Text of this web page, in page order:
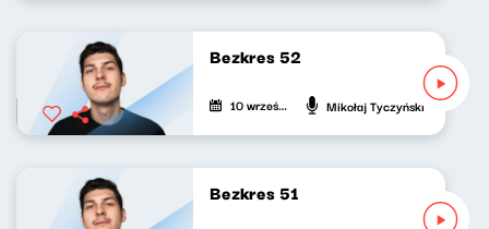
Bezkres 52
10 września 2024 Mikołaj Tyczyński
Bezkres 51